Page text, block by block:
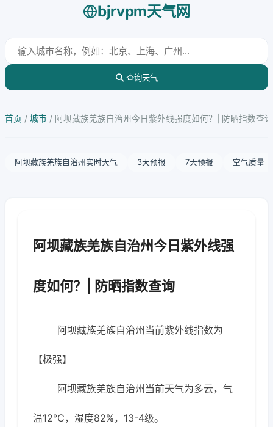
bjrvpm天气网
查询天气
首页 / 城市 / 阿坝藏族羌族自治州今日紫外线强度如何？| 防晒指数查询
阿坝藏族羌族自治州实时天气 3天预报 7天预报 空气质量
阿坝藏族羌族自治州今日紫外线强
度如何？| 防晒指数查询
阿坝藏族羌族自治州当前紫外线指数为
【极强】
阿坝藏族羌族自治州当前天气为多云，气
温12℃，湿度82%，13-4级。